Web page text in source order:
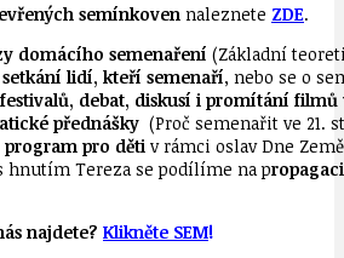
semínkoven naleznete ZDE.
domácího semenaření (Základní
setkání lidí, kteří semenaří, nebo se o
festivalů, debat, diskusí i promítání filmů
přednášky (Proč semenařit ve 21.
program pro děti v rámci oslav Dne
hnutím Tereza se podílíme na p
najdete? Klikněte SEM!